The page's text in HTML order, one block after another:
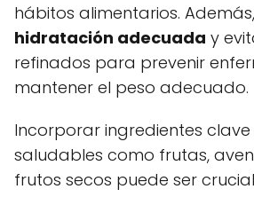
hábitos alimentarios.
hidratación adecuada y
refinados para prevenir
mantener el peso adecuado.
Incorporar ingredientes
saludables como frutas,
frutos secos puede ser